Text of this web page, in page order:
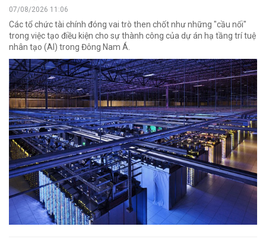
07/08/2026 11:06
Các tổ chức tài chính đóng vai trò then chốt như những "cầu nối"
trong việc tạo điều kiện cho sự thành công của dự án hạ tầng trí tuệ
nhân tạo (AI) trong Đông Nam Á.